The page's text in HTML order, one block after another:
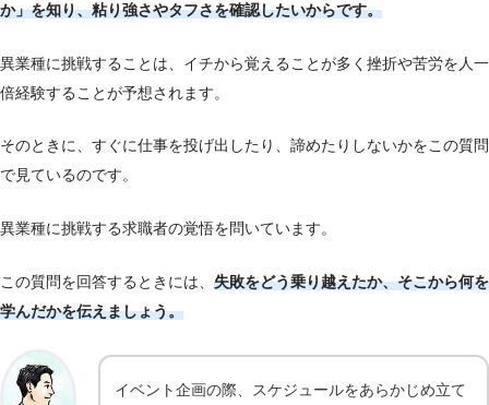
か」を知り、粘り強さやタフさを確認したいからです。
異業種に挑戦することは、イチから覚えることが多く挫折や苦労を人一
倍経験することが予想されます。
そのときに、すぐに仕事を投げ出したり、諦めたりしないかをこの質問
で見ているのです。
異業種に挑戦する求職者の覚悟を問いています。
この質問を回答するときには、 失敗をどう乗り越えたか、そこから何を
学んだかを伝えましょう。
イベント企画の際、スケジュールをあらかじめ立て